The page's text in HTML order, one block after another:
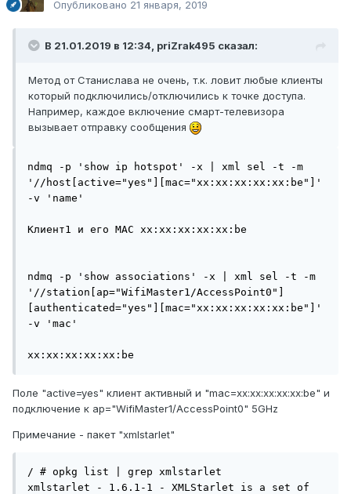
Опубликовано 21 января, 2019
В 21.01.2019 в 12:34, priZrak495 сказал:
Метод от Станислава не очень, т.к. ловит любые клиенты
который подключились/отключились к точке доступа.
Например, каждое включение смарт-телевизора
вызывает отправку сообщения
ndmq -p 'show ip hotspot' -x | xml sel -t -m
'//host[active="yes"][mac="хх:хх:хх:хх:хх:be"]'
-v 'name'
Клиент1 и его MAC хх:хх:хх:хх:хх:be
ndmq -p 'show associations' -x | xml sel -t -m
'//station[ap="WifiMaster1/AccessPoint0"]
[authenticated="yes"][mac="хх:хх:хх:хх:хх:be"]'
-v 'mac'
хх:хх:хх:хх:хх:be
Поле "active=yes" клиент активный и "mac=хх:хх:хх:хх:хх:be" и
подключение к ap="WifiMaster1/AccessPoint0" 5GHz
Примечание - пакет "xmlstarlet"
/ # opkg list | grep xmlstarlet
xmlstarlet - 1.6.1-1 - XMLStarlet is a set of